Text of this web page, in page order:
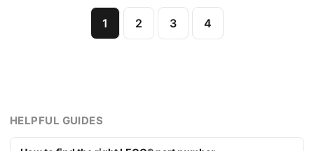
1 2 3 4
HELPFUL GUIDES